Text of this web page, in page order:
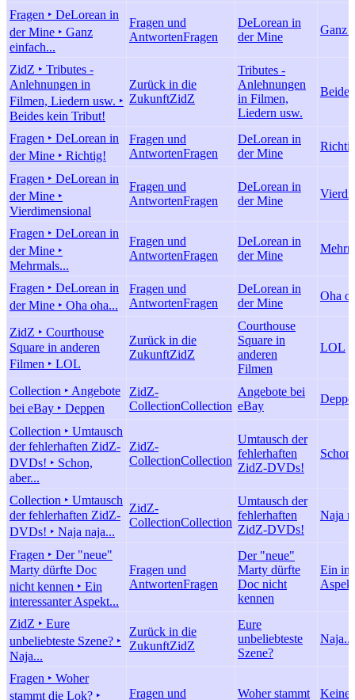
Fragen ‣ DeLorean in
der Mine ‣ Ganz
einfach...
Fragen und
AntwortenFragen
DeLorean in
der Mine
Ganz
ZidZ ‣ Tributes -
Anlehnungen in
Filmen, Liedern usw. ‣
Beides kein Tribut!
Zurück in die
ZukunftZidZ
Tributes -
Anlehnungen
in Filmen,
Liedern usw.
Fragen ‣ DeLorean in
der Mine ‣ Richtig!
Fragen und
AntwortenFragen
DeLorean in
der Mine
Fragen ‣ DeLorean in
der Mine ‣
Vierdimensional
Fragen und
AntwortenFragen
DeLorean in
der Mine
Fragen ‣ DeLorean in
der Mine ‣
Mehrmals...
Fragen und
AntwortenFragen
DeLorean in
der Mine
Fragen ‣ DeLorean in
der Mine ‣ Oha oha...
Fragen und
AntwortenFragen
DeLorean in
der Mine
Oha
ZidZ ‣ Courthouse
Square in anderen
Filmen ‣ LOL
Zurück in die
ZukunftZidZ
Courthouse
Square in
anderen
Filmen
LOL
Collection ‣ Angebote
bei eBay ‣ Deppen
ZidZ-
CollectionCollection
Angebote bei
eBay
Collection ‣ Umtausch
der fehlerhaften ZidZ-
DVDs! ‣ Schon,
aber...
ZidZ-
CollectionCollection
Umtausch der
fehlerhaften
ZidZ-DVDs!
Collection ‣ Umtausch
der fehlerhaften ZidZ-
DVDs! ‣ Naja naja...
ZidZ-
CollectionCollection
Umtausch der
fehlerhaften
ZidZ-DVDs!
Naja
Fragen ‣ Der "neue"
Marty dürfte Doc
nicht kennen ‣ Ein
interessanter Aspekt...
Fragen und
AntwortenFragen
Der "neue"
Marty dürfte
Doc nicht
kennen
Ein
ZidZ ‣ Eure
unbeliebteste Szene? ‣
Naja...
Zurück in die
ZukunftZidZ
Eure
unbeliebteste
Szene?
Naja...
Fragen ‣ Woher
stammt die Lok? ‣
Fragen und
Woher stammt
Keine